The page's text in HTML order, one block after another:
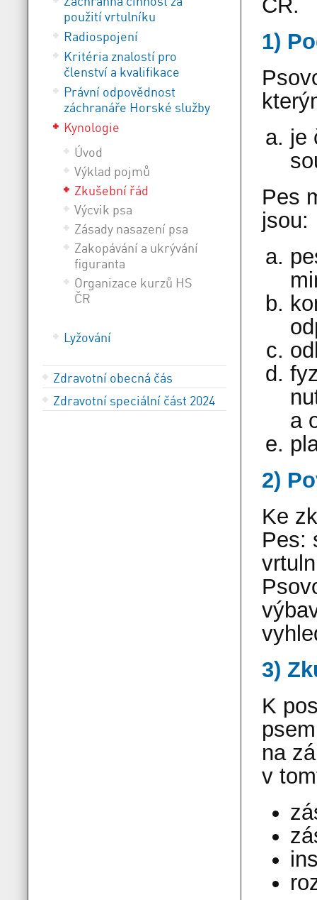
použití vrtulníku
Radiospojení
Kritéria znalostí pro
členství a kvalifikace
Právní odpovědnost
záchranáře Horské služby
Kynologie
Úvod
Výklad pojmů
Zkušební řád
Výcvik psa
Zásady nasazení psa
Zakopávání a ukrývání
figuranta
Organizace kurzů HS
ČR
Lyžování
Zdravotní obecná čás
Zdravotní speciální část 2024
ČR.
1)
je
Pes
jsou:
a
2)
Ke
Pes:
3)
K
na
v